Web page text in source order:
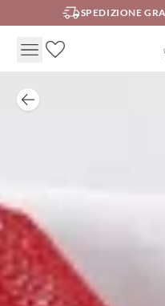
SPEDIZIONE